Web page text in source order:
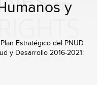
y
Estratégico del PNUD
y Desarrollo 2016-2021: